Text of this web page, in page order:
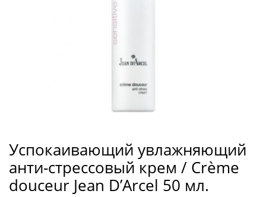
Успокаивающий увлажняющий
анти-стрессовый крем / Crème
douceur Jean D’Arcel 50 мл.